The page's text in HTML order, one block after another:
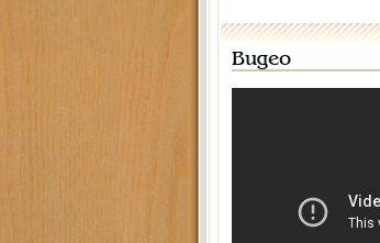
Видео